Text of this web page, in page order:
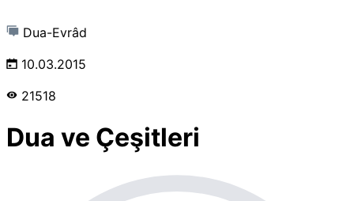
Dua-Evrâd
10.03.2015
21518
Dua ve Çeşitleri